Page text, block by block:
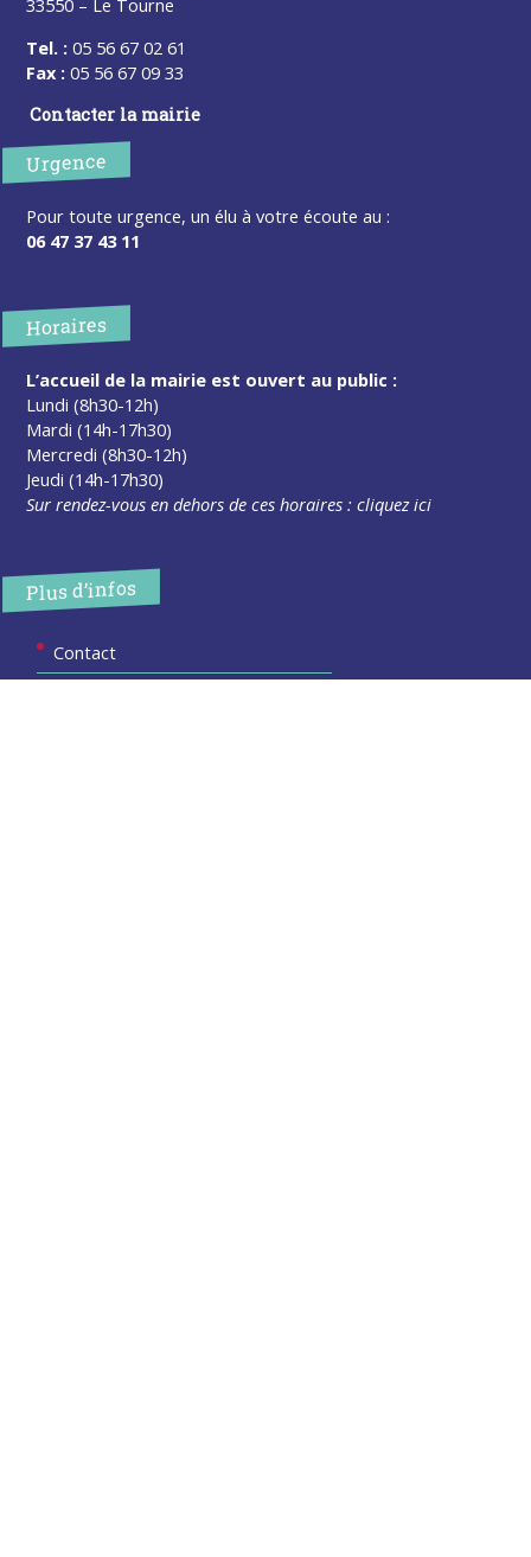
33550 – Le Tourne
Tel. : 05 56 67 02 61
Fax : 05 56 67 09 33
Contacter la mairie
Urgence
Pour toute urgence, un élu à votre écoute au :
06 47 37 43 11
Horaires
L’accueil de la mairie est ouvert au public :
Lundi (8h30-12h)
Mardi (14h-17h30)
Mercredi (8h30-12h)
Jeudi (14h-17h30)
Sur rendez-vous en dehors de ces horaires :cliquez ici
Plus d’infos
Contact